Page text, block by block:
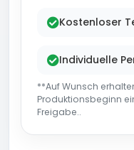
Kostenloser
Individuelle
**Auf Wunsch
Produktionsbeginn
Freigabe..